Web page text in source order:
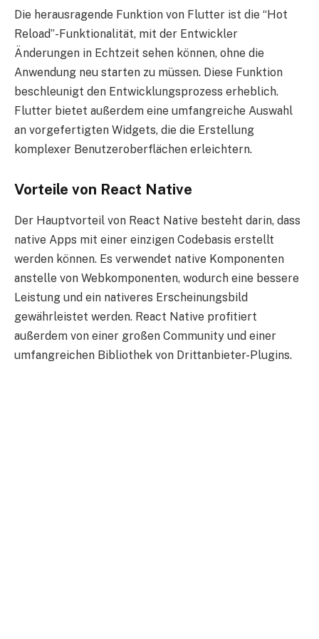
Die herausragende Funktion von Flutter ist die “Hot
Reload”-Funktionalität, mit der Entwickler
Änderungen in Echtzeit sehen können, ohne die
Anwendung neu starten zu müssen. Diese Funktion
beschleunigt den Entwicklungsprozess erheblich.
Flutter bietet außerdem eine umfangreiche Auswahl
an vorgefertigten Widgets, die die Erstellung
komplexer Benutzeroberflächen erleichtern.
Vorteile von React Native
Der Hauptvorteil von React Native besteht darin, dass
native Apps mit einer einzigen Codebasis erstellt
werden können. Es verwendet native Komponenten
anstelle von Webkomponenten, wodurch eine bessere
Leistung und ein nativeres Erscheinungsbild
gewährleistet werden. React Native profitiert
außerdem von einer großen Community und einer
umfangreichen Bibliothek von Drittanbieter-Plugins.